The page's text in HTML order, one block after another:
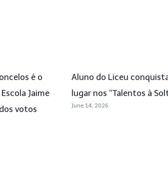
é o
Jaime
votos
Aluno do Liceu
lugar nos “Talentos à
June 14, 2026